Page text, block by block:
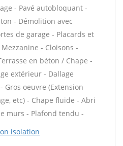
- Pavé autobloquant -
- Démolition avec
de garage - Placards et
- Cloisons -
en béton / Chape -
extérieur - Dallage
oeuvre (Extension
etc) - Chape fluide - Abri
murs - Plafond tendu -
isolation